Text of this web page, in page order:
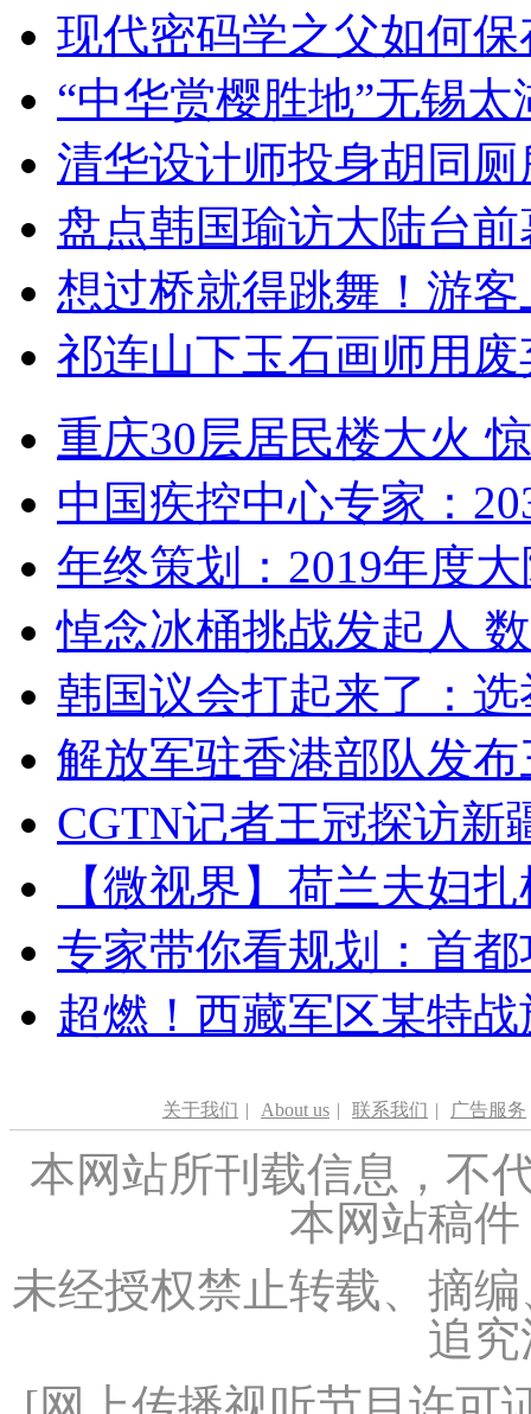
现代密码学之父如何
“中华赏樱胜地”无锡
清华设计师投身胡同
盘点韩国瑜访大陆台
想过桥就得跳舞！游客
祁连山下玉石画师用
重庆30层居民楼大火
中国疾控中心专家：
年终策划：2019年度
悼念冰桶挑战发起人
韩国议会打起来了：
解放军驻香港部队发
CGTN记者王冠探访新
【微视界】荷兰夫妇
专家带你看规划：首
超燃！西藏军区某特
关于我们 | About us | 联系我们 | 广告服务
本网站所刊载信息，不
本网站稿
未经授权禁止转载、摘
追